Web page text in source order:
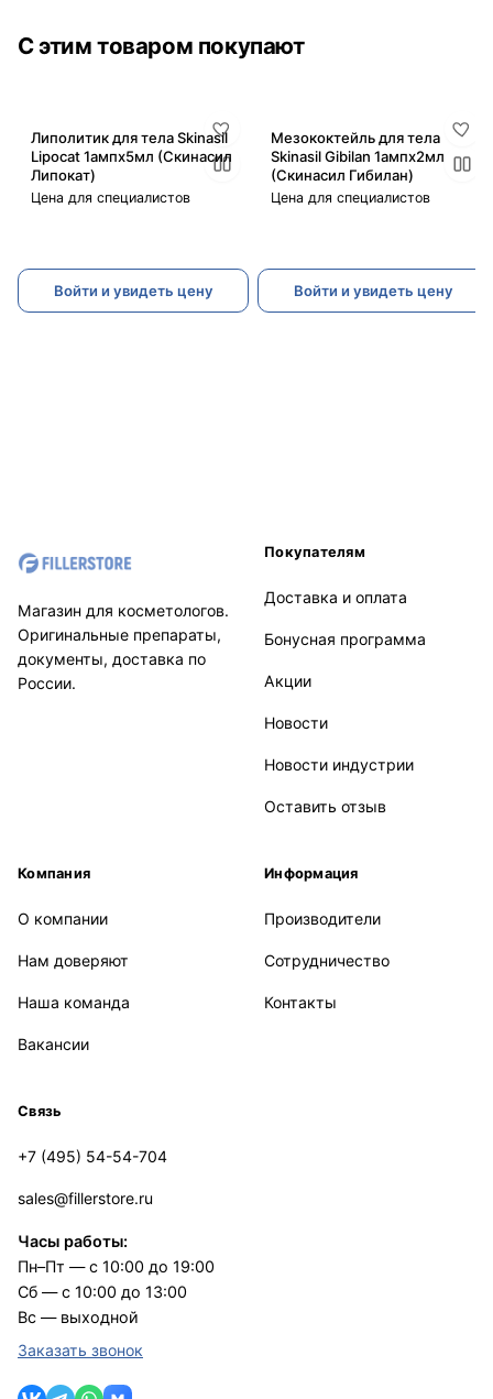
С этим товаром покупают
Липолитик для тела Skinasil
Lipocat 1ампx5мл (Скинасил
Липокат)
Цена для специалистов
Войти и увидеть цену
Мезококтейль для тела
Skinasil Gibilan 1ампx2мл
(Скинасил Гибилан)
Цена для специалистов
Войти и увидеть цену
Магазин для косметологов.
Оригинальные препараты,
документы, доставка по
России.
Покупателям
Доставка и оплата
Бонусная программа
Акции
Новости
Новости индустрии
Оставить отзыв
Компания
О компании
Нам доверяют
Наша команда
Вакансии
Информация
Производители
Сотрудничество
Контакты
Связь
+7 (495) 54-54-704
sales@fillerstore.ru
Часы работы:
Пн–Пт — с 10:00 до 19:00
Сб — с 10:00 до 13:00
Вс — выходной
Заказать звонок